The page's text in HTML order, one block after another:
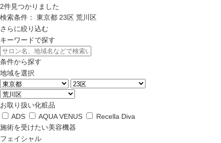
2件見つかりました
検索条件：
東京都 23区 荒川区
さらに絞り込む
キーワードで探す
条件から探す
地域を選択
お取り扱い化粧品
ADS
AQUA VENUS
Recella Diva
施術を受けたい美容機器
フェイシャル